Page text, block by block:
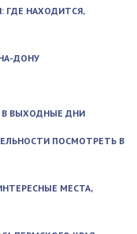
ГДЕ НАХОДИТСЯ,
ДОНУ
В ВЫХОДНЫЕ ДНИ
ПОСМОТРЕТЬ В
МЕСТА,